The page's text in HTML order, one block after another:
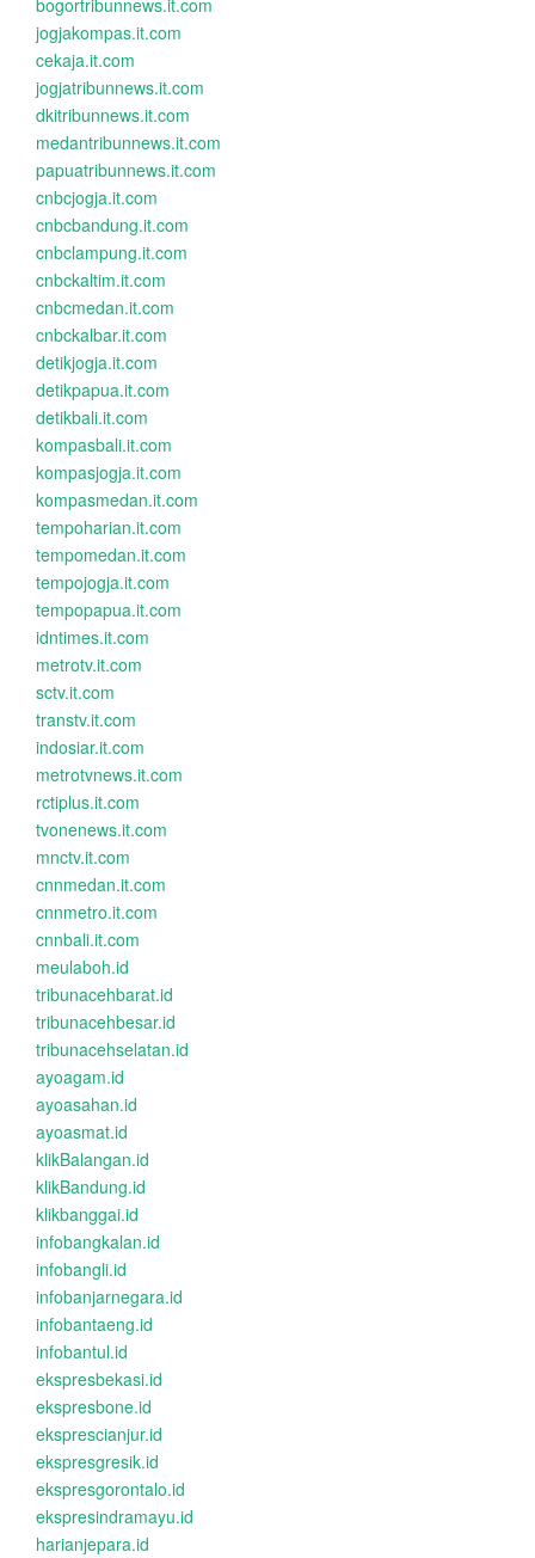
bogortribunnews.it.com
jogjakompas.it.com
cekaja.it.com
jogjatribunnews.it.com
dkitribunnews.it.com
medantribunnews.it.com
papuatribunnews.it.com
cnbcjogja.it.com
cnbcbandung.it.com
cnbclampung.it.com
cnbckaltim.it.com
cnbcmedan.it.com
cnbckalbar.it.com
detikjogja.it.com
detikpapua.it.com
detikbali.it.com
kompasbali.it.com
kompasjogja.it.com
kompasmedan.it.com
tempoharian.it.com
tempomedan.it.com
tempojogja.it.com
tempopapua.it.com
idntimes.it.com
metrotv.it.com
sctv.it.com
transtv.it.com
indosiar.it.com
metrotvnews.it.com
rctiplus.it.com
tvonenews.it.com
mnctv.it.com
cnnmedan.it.com
cnnmetro.it.com
cnnbali.it.com
meulaboh.id
tribunacehbarat.id
tribunacehbesar.id
tribunacehselatan.id
ayoagam.id
ayoasahan.id
ayoasmat.id
klikBalangan.id
klikBandung.id
klikbanggai.id
infobangkalan.id
infobangli.id
infobanjarnegara.id
infobantaeng.id
infobantul.id
ekspresbekasi.id
ekspresbone.id
eksprescianjur.id
ekspresgresik.id
ekspresgorontalo.id
ekspresindramayu.id
harianjepara.id